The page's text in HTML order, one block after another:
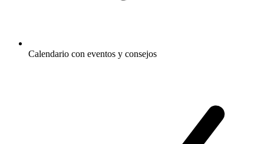
Calendario con eventos y consejos